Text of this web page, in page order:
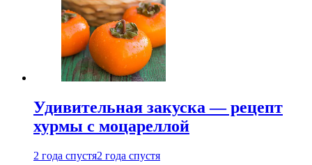
Удивительная закуска — рецепт
хурмы с моцареллой
2 года спустя2 года спустя